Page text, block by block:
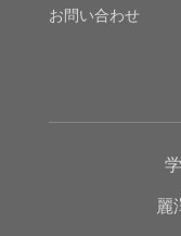
お問い合わせ
麗